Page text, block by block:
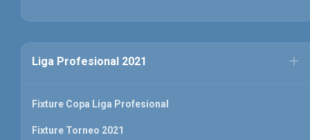
Liga Profesional 2021
Fixture Copa Liga Profesional
Fixture Torneo 2021